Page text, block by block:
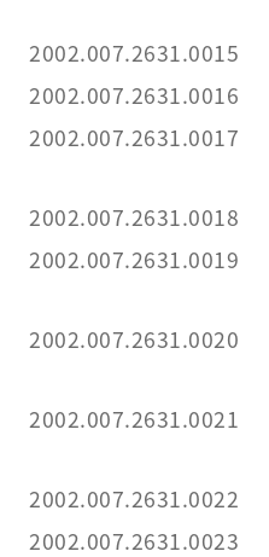
2002.007.2631.0015
2002.007.2631.0016
2002.007.2631.0017
2002.007.2631.0018
2002.007.2631.0019
2002.007.2631.0020
2002.007.2631.0021
2002.007.2631.0022
2002.007.2631.0023